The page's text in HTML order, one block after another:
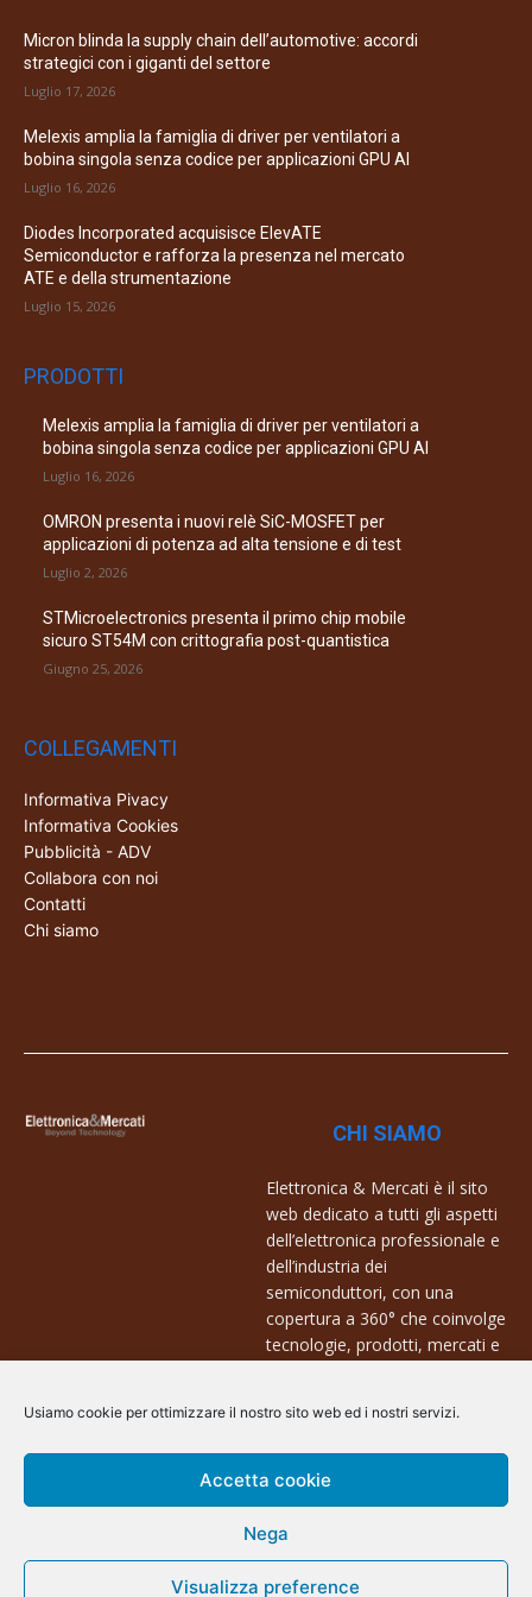
Usiamo cookie per ottimizzare il nostro sito web ed i nostri servizi.
Accetta cookie
Nega
Visualizza preference
Micron blinda la supply chain dell’automotive: accordi
strategici con i giganti del settore
Luglio 17, 2026
Melexis amplia la famiglia di driver per ventilatori a
bobina singola senza codice per applicazioni GPU AI
Luglio 16, 2026
Diodes Incorporated acquisisce ElevATE
Semiconductor e rafforza la presenza nel mercato
ATE e della strumentazione
Luglio 15, 2026
PRODOTTI
Melexis amplia la famiglia di driver per ventilatori a
bobina singola senza codice per applicazioni GPU AI
Luglio 16, 2026
OMRON presenta i nuovi relè SiC-MOSFET per
applicazioni di potenza ad alta tensione e di test
Luglio 2, 2026
STMicroelectronics presenta il primo chip mobile
sicuro ST54M con crittografia post-quantistica
Giugno 25, 2026
COLLEGAMENTI
Informativa Pivacy
Informativa Cookies
Pubblicità - ADV
Collabora con noi
Contatti
Chi siamo
CHI SIAMO
Elettronica & Mercati è il sito
web dedicato a tutti gli aspetti
dell’elettronica professionale e
dell’industria dei
semiconduttori, con una
copertura a 360° che coinvolge
tecnologie, prodotti, mercati e
Contatti:
info@arscommunication.it
@ArsCommunication 2023